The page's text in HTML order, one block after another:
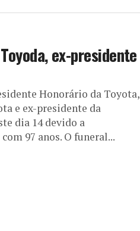
ex-presidente
Honorário da Toyota,
e ex-presidente da
dia 14 devido a
97 anos. O funeral...